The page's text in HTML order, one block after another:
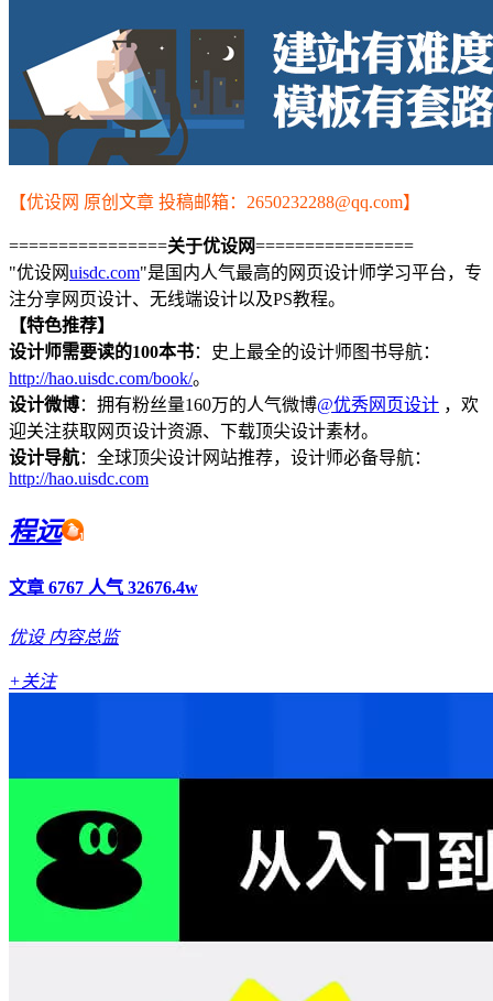
【优设网 原创文章 投稿邮箱：2650232288@qq.com】
================关于优设网================
"优设网uisdc.com"是国内人气最高的网页设计师学习平台，专
注分享网页设计、无线端设计以及PS教程。
【特色推荐】
设计师需要读的100本书：史上最全的设计师图书导航：
http://hao.uisdc.com/book/。
设计微博：拥有粉丝量160万的人气微博@优秀网页设计 ，欢
迎关注获取网页设计资源、下载顶尖设计素材。
设计导航：全球顶尖设计网站推荐，设计师必备导航：
http://hao.uisdc.com
程远
文章 6767 人气 32676.4w
优设 内容总监
+关注